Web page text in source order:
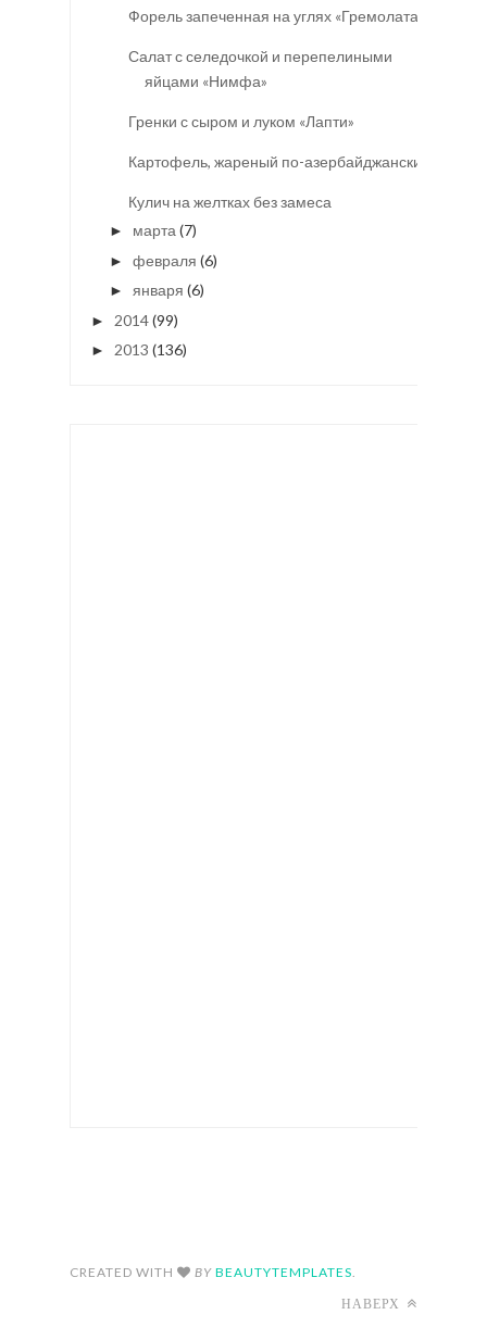
Форель запеченная на углях «Гремолата»
Салат с селедочкой и перепелиными
яйцами «Нимфа»
Гренки с сыром и луком «Лапти»
Картофель, жареный по-азербайджански
Кулич на желтках без замеса
► марта (7)
► февраля (6)
► января (6)
► 2014(99)
► 2013 (136)
CREATED WITH BY BEAUTYTEMPLATES.
НАВЕРХ